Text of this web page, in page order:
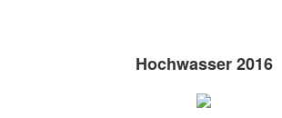
Hochwasser 2016